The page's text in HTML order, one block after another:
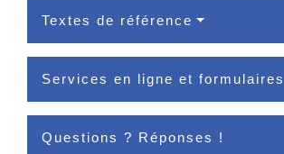
Textes de référence
Services en ligne et formulaires
Questions ? Réponses !